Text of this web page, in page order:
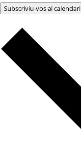
Subscriviu-vos al calendari